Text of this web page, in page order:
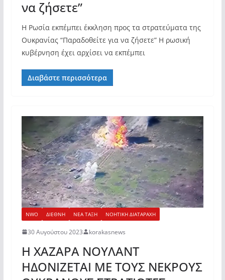
να ζήσετε”
Η Ρωσία εκπέμπει έκκληση προς τα στρατεύματα της
Ουκρανίας “Παραδοθείτε για να ζήσετε” Η ρωσική
κυβέρνηση έχει αρχίσει να εκπέμπει
Διαβάστε περισσότερα
NWO ΔΙΕΘΝΗ ΝΕΑ ΤΑΞΗ ΝΟΗΤΙΚΗ ΔΙΑΤΑΡΑΧΗ
30 Αυγούστου 2023 korakasnews
Η ΧΑΖΑΡΑ ΝΟΥΛΑΝΤ
ΗΔΟΝΙΖΕΤΑΙ ΜΕ ΤΟΥΣ ΝΕΚΡΟΥΣ